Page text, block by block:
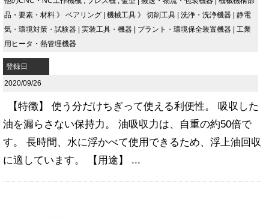
品・要素・材料 》 ベアリング | 機械工具 》 切削工具 | 洗浄・洗浄機器 | 静電
気・環境対策・試験器 | 実装工具・機器 | プラント・環境保全装置機器 | 工業
用ヒータ・熱管理機器
登録日
2020/09/26
【特徴】 使う分だけちぎって使える利便性。 吸収した
油を漏らさない保持力。 油吸収力は、自重の約50倍で
す。 長時間、水に浮かべて使用できるため、浮上油回収
に適しています。 【用途】 ...